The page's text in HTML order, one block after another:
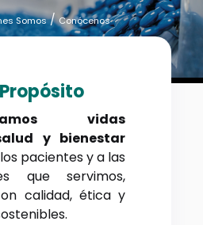
Somos/Conócenos
Propósito
vidas
y bienestar
pacientes y a las
que servimos,
calidad, ética y